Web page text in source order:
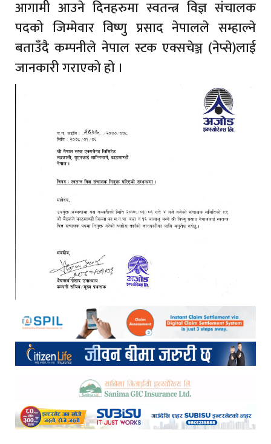
आगामी आउने दिनहरुमा स्वतन्त्र विज्ञ संचालक
पदको जिम्मेवार विष्णु प्रसाद नेपालले सम्हाल्ने
बताउँदै कम्पनीले नेपाल स्टक एक्सचेञ्ज (नेप्से)लाई
जानकारी गराएको हो ।